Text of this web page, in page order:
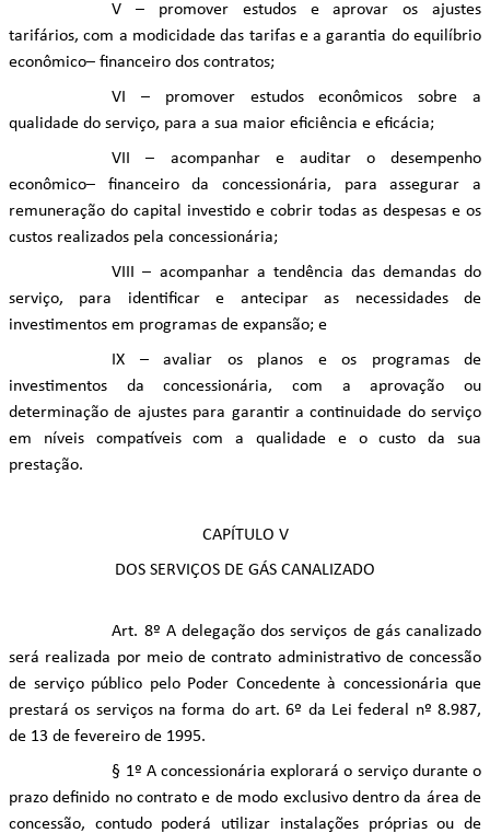
V – promover estudos e aprovar os ajustes
tarifários, com a modicidade das tarifas e a garantia do equilíbrio
econômico– financeiro dos contratos;
VI – promover estudos econômicos sobre a
qualidade do serviço, para a sua maior eficiência e eficácia;
VII – acompanhar e auditar o desempenho
econômico– financeiro da concessionária, para assegurar a
remuneração do capital investido e cobrir todas as despesas e os
custos realizados pela concessionária;
VIII – acompanhar a tendência das demandas do
serviço, para identificar e antecipar as necessidades de
investimentos em programas de expansão; e
IX – avaliar os planos e os programas de
investimentos da concessionária, com a aprovação ou
determinação de ajustes para garantir a continuidade do serviço
em níveis compatíveis com a qualidade e o custo da sua
prestação.
CAPÍTULO V
DOS SERVIÇOS DE GÁS CANALIZADO
Art. 8º A delegação dos serviços de gás canalizado
será realizada por meio de contrato administrativo de concessão
de serviço público pelo Poder Concedente à concessionária que
prestará os serviços na forma do art. 6º da Lei federal nº 8.987,
de 13 de fevereiro de 1995.
§ 1º A concessionária explorará o serviço durante o
prazo definido no contrato e de modo exclusivo dentro da área de
concessão, contudo poderá utilizar instalações próprias ou de